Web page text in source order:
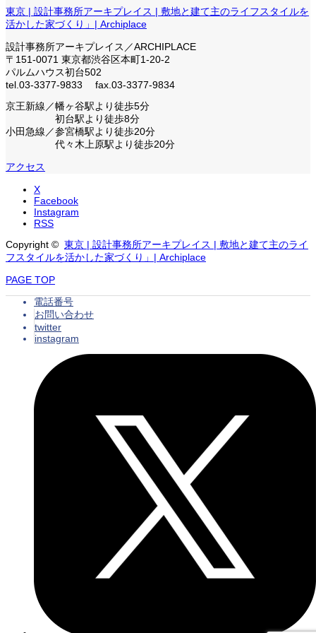
東京 | 設計事務所アーキプレイス | 敷地と建て主のライフスタイルを
活かした家づくり」| Archiplace
設計事務所アーキプレイス／ARCHIPLACE
〒151-0071 東京都渋谷区本町1-20-2
パルムハウス初台502
tel.03-3377-9833 fax.03-3377-9834
京王新線／幡ヶ谷駅より徒歩5分
初台駅より徒歩8分
小田急線／参宮橋駅より徒歩20分
代々木上原駅より徒歩20分
アクセス
X
Facebook
Instagram
RSS
Copyright © 東京 | 設計事務所アーキプレイス | 敷地と建て主のライ
フスタイルを活かした家づくり」| Archiplace
PAGE TOP
電話番号
お問い合わせ
twitter
instagram